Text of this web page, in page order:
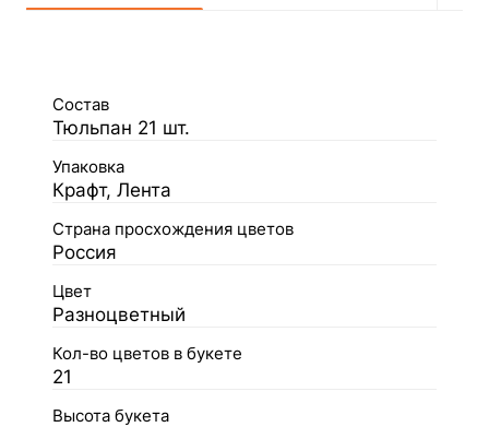
Состав
Тюльпан 21 шт.
Упаковка
Крафт, Лента
Страна просхождения цветов
Россия
Цвет
Разноцветный
Кол-во цветов в букете
21
Высота букета